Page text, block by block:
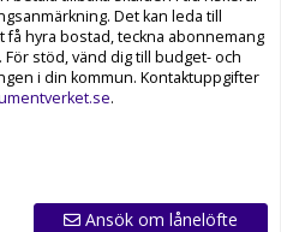
Det kan leda till
få hyra bostad, teckna abonnemang
För stöd, vänd dig till budget- och
i din kommun. Kontaktuppgifter
.
Ansök om lånelöfte